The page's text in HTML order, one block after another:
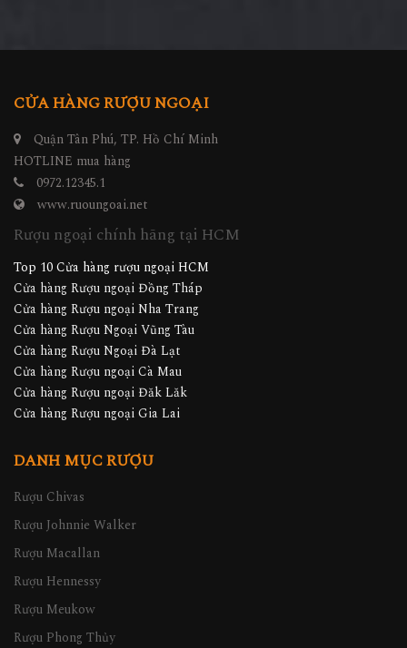
CỬA HÀNG RƯỢU NGOẠI
Quận Tân Phú, TP. Hồ Chí Minh
HOTLINE mua hàng
0972.12345.1
www.ruoungoai.net
Rượu ngoại chính hãng tại HCM
Top 10 Cửa hàng rượu ngoại HCM
Cửa hàng Rượu ngoại Đồng Tháp
Cửa hàng Rượu ngoại Nha Trang
Cửa hàng Rượu Ngoại Vũng Tàu
Cửa hàng Rượu Ngoại Đà Lạt
Cửa hàng Rượu ngoại Cà Mau
Cửa hàng Rượu ngoại Đăk Lăk
Cửa hàng Rượu ngoại Gia Lai
DANH MỤC RƯỢU
Rượu Chivas
Rượu Johnnie Walker
Rượu Macallan
Rượu Hennessy
Rượu Meukow
Rượu Phong Thủy